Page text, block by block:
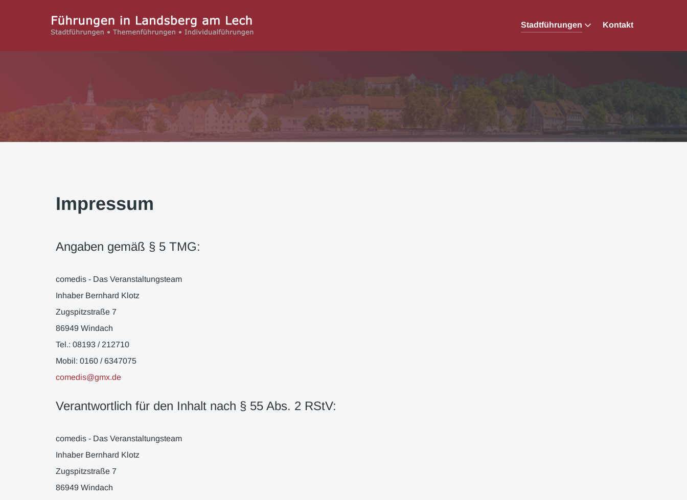
Stadtführungen Kontakt
Impressum
Angaben gemäß § 5 TMG:
comedis - Das Veranstaltungsteam
Inhaber Bernhard Klotz
Zugspitzstraße 7
86949 Windach
Tel.: 08193 / 212710
Mobil: 0160 / 6347075
comedis@gmx.de
Verantwortlich für den Inhalt nach § 55 Abs. 2 RStV:
comedis - Das Veranstaltungsteam
Inhaber Bernhard Klotz
Zugspitzstraße 7
86949 Windach